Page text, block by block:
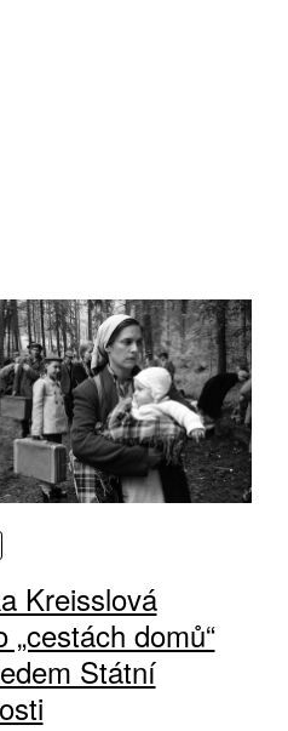
Kreisslová
„cestách domů“
Státní